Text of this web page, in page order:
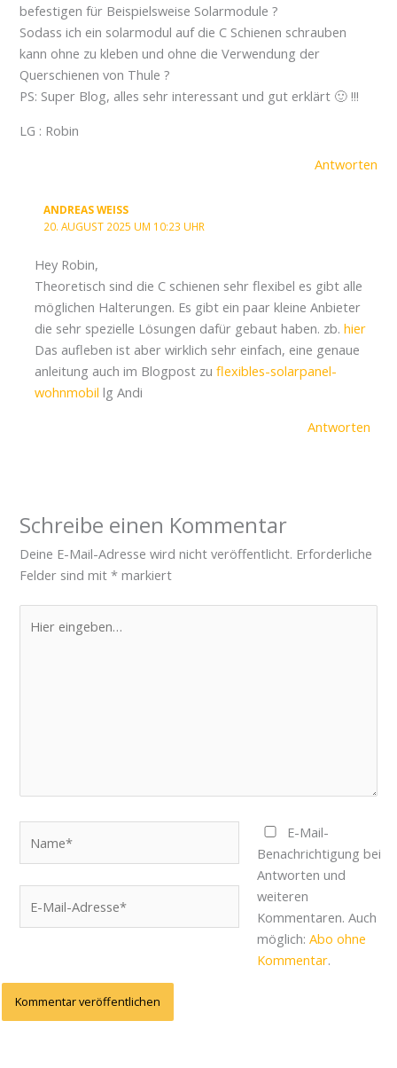
befestigen für Beispielsweise Solarmodule ?
Sodass ich ein solarmodul auf die C Schienen schrauben
kann ohne zu kleben und ohne die Verwendung der
Querschienen von Thule ?
PS: Super Blog, alles sehr interessant und gut erklärt 🙂 !!!
LG : Robin
Antworten
ANDREAS WEISS
20. AUGUST 2025 UM 10:23 UHR
Hey Robin,
Theoretisch sind die C schienen sehr flexibel es gibt alle
möglichen Halterungen. Es gibt ein paar kleine Anbieter
die sehr spezielle Lösungen dafür gebaut haben. zb.hier
Das aufleben ist aber wirklich sehr einfach, eine genaue
anleitung auch im Blogpost zuflexibles-solarpanel-
wohnmobil lg Andi
Antworten
Schreibe einen Kommentar
Deine E-Mail-Adresse wird nicht veröffentlicht. Erforderliche
Felder sind mit* markiert
eingeben…
Mail-
E-Mail-
Benachrichtigung bei
Antworten und
weiteren
Kommentaren. Auch
möglich:Abo ohne
Kommentar.